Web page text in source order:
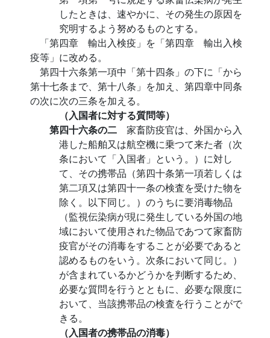
したときは、速やかに、その発生の原因を
究明するよう努めるものとする。
「第四章 輸出入検疫」を「第四章 輸出入検
疫等」に改める。
第四十六条第一項中「第十四条」の下に「から
第十七条まで、第十八条」を加え、第四章中同条
の次に次の三条を加える。
（入国者に対する質問等）
第四十六条の二 家畜防疫官は、外国から入
港した船舶又は航空機に乗つて来た者（次
条において「入国者」という。）に対し
て、その携帯品（第四十条第一項若しくは
第二項又は第四十一条の検査を受けた物を
除く。以下同じ。）のうちに要消毒物品
（監視伝染病が現に発生している外国の地
域において使用された物品であつて家畜防
疫官がその消毒をすることが必要であると
認めるものをいう。次条において同じ。）
が含まれているかどうかを判断するため、
必要な質問を行うとともに、必要な限度に
おいて、当該携帯品の検査を行うことがで
きる。
（入国者の携帯品の消毒）